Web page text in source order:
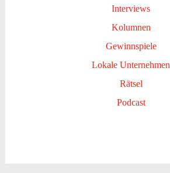
Interviews
Kolumnen
Gewinnspiele
Lokale Unternehmen
Rätsel
Podcast